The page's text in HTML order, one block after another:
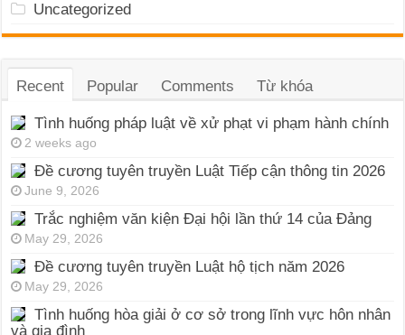
Uncategorized
Recent Popular Comments Từ khóa
Tình huống pháp luật về xử phạt vi phạm hành chính
2 weeks ago
Đề cương tuyên truyền Luật Tiếp cận thông tin 2026
June 9, 2026
Trắc nghiệm văn kiện Đại hội lần thứ 14 của Đảng
May 29, 2026
Đề cương tuyên truyền Luật hộ tịch năm 2026
May 29, 2026
Tình huống hòa giải ở cơ sở trong lĩnh vực hôn nhân
và gia đình